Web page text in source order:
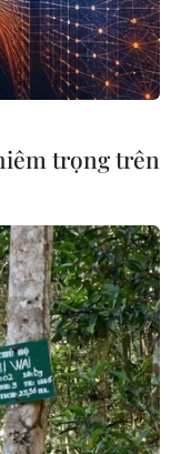
trọng trên